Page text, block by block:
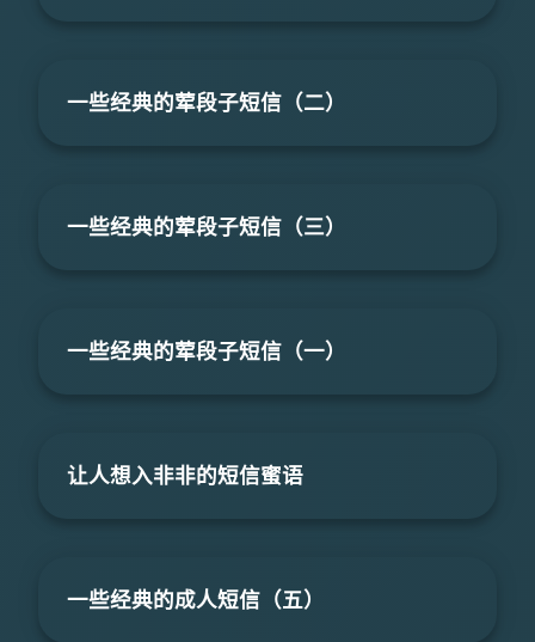
一些经典的荤段子短信（二）
一些经典的荤段子短信（三）
一些经典的荤段子短信（一）
让人想入非非的短信蜜语
一些经典的成人短信（五）